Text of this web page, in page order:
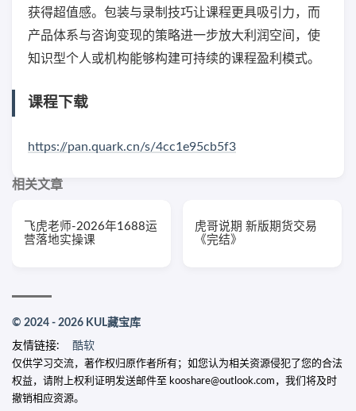
获得超值感。包装与录制技巧让课程更具吸引力，而
产品体系与咨询变现的策略进一步放大利润空间，使
知识型个人或机构能够构建可持续的课程盈利模式。
课程下载
https://pan.quark.cn/s/4cc1e95cb5f3
相关文章
飞虎老师-2026年1688运
营落地实操课
虎哥说期 新版期货交易
《完结》
© 2024 - 2026 KUL藏宝库
友情链接: 酷软
仅供学习交流，著作权归原作者所有；如您认为相关资源侵犯了您的合法
权益，请附上权利证明发送邮件至 kooshare@outlook.com，我们将及时
撤销相应资源。